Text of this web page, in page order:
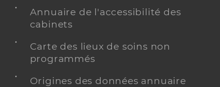
Annuaire de l'accessibilité des
cabinets
Carte des lieux de soins non
programmés
Origines des données annuaire